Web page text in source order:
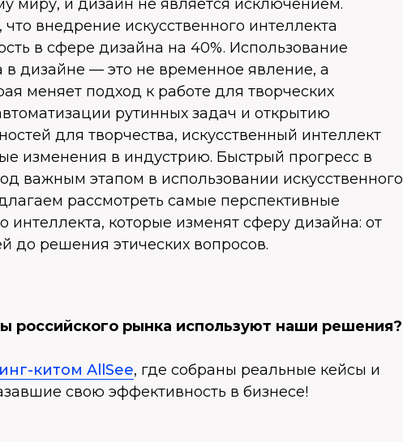
миру, и дизайн не является исключением.
внедрение искусственного интеллекта
в сфере дизайна на 40%. Использование
в дизайне — это не временное явление, а
меняет подход к работе для творческих
рутинных задач и открытию
для творчества, искусственный интеллект
изменения в индустрию. Быстрый прогресс в
важным этапом в использовании искусственного
рассмотреть самые перспективные
интеллекта, которые изменят сферу дизайна: от
до решения этических вопросов.
российского рынка используют наши решения?
китом AllSee, где собраны реальные кейсы и
свою эффективность в бизнесе!